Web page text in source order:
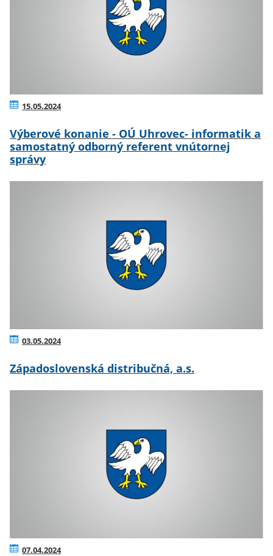
15.05.2024
Výberové konanie - OÚ Uhrovec- informatik a
samostatný odborný referent vnútornej
správy
03.05.2024
Západoslovenská distribučná, a.s.
07.04.2024